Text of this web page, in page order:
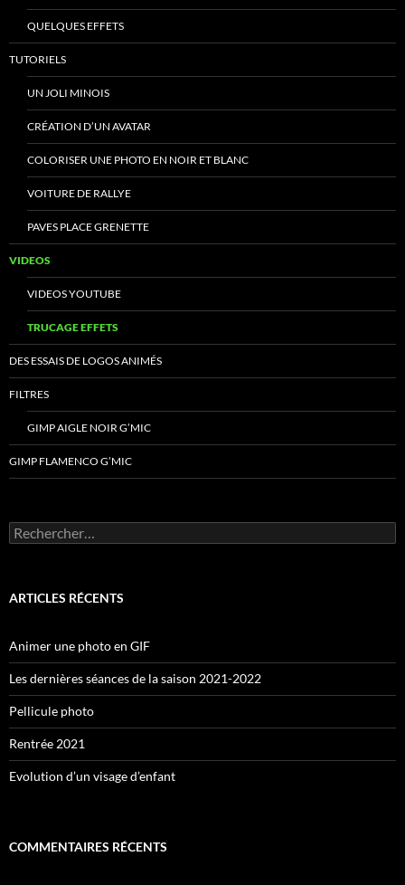
QUELQUES EFFETS
TUTORIELS
UN JOLI MINOIS
CRÉATION D’UN AVATAR
COLORISER UNE PHOTO EN NOIR ET BLANC
VOITURE DE RALLYE
PAVES PLACE GRENETTE
VIDEOS
VIDEOS YOUTUBE
TRUCAGE EFFETS
DES ESSAIS DE LOGOS ANIMÉS
FILTRES
GIMP AIGLE NOIR G’MIC
GIMP FLAMENCO G’MIC
Rechercher :
ARTICLES RÉCENTS
Animer une photo en GIF
Les dernières séances de la saison 2021-2022
Pellicule photo
Rentrée 2021
Evolution d’un visage d’enfant
COMMENTAIRES RÉCENTS